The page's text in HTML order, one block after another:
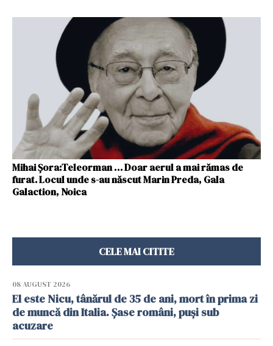
Mihai Şora:Teleorman … Doar aerul a mai rămas de
furat. Locul unde s-au născut Marin Preda, Gala
Galaction, Noica
CELE MAI CITITE
08 AUGUST 2026
El este Nicu, tânărul de 35 de ani, mort în prima zi
de muncă din Italia. Șase români, puși sub
acuzare